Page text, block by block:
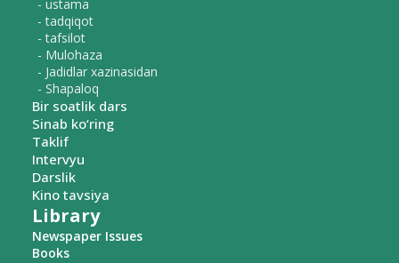
- ustama
- tadqiqot
- tafsilot
- Mulohaza
- Jadidlar xazinasidan
- Shapaloq
Bir soatlik dars
Sinab ko‘ring
Taklif
Intervyu
Darslik
Kino tavsiya
Library
Newspaper Issues
Books